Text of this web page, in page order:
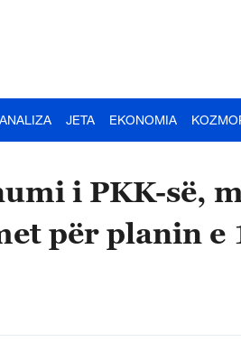
ANALIZA JETA EKONOMIA
i PKK-së,
për planin e